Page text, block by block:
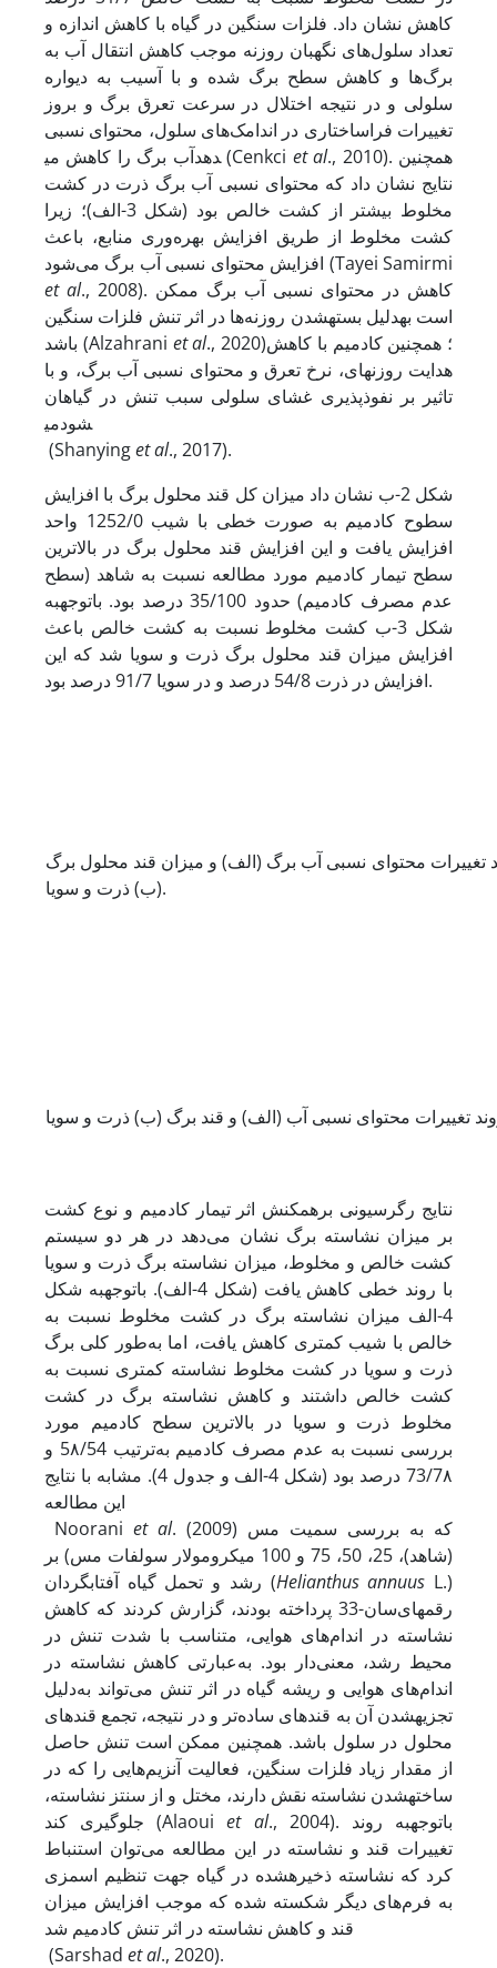
کاهش نشان داد. فلزات سنگین در گیاه با کاهش اندازه و
تعداد سلول‌های نگهبان روزنه موجب کاهش انتقال آب به
برگ‌ها و کاهش سطح برگ شده و با آسیب به دیواره
سلولی و در نتیجه اختلال در سرعت تعرق برگ و بروز
تغییرات فراساختاری در اندامک‌های سلول، محتوای نسبی
آب برگ را کاهش می‎دهد (Cenkci et al., 2010). همچنین
نتایج نشان داد که محتوای نسبی آب برگ ذرت در کشت
مخلوط بیشتر از کشت خالص بود (شکل 3-الف)؛ زیرا
کشت مخلوط از طریق افزایش بهره‌وری منابع، باعث
افزایش محتوای نسبی آب برگ می‌شود (Tayei Samirmi
et al., 2008). کاهش در محتوای نسبی آب برگ ممکن
است به­دلیل بستهشدن روزنه‌ها در اثر تنش فلزات سنگین
باشد (Alzahrani et al., 2020)؛ همچنین کادمیم با کاهش
هدایت روزنه‏ای، نرخ تعرق و محتوای نسبی آب برگ، و با
تاثیر بر نفوذپذیری غشای سلولی سبب تنش در گیاهان
می‎شود
(Shanyinget al., 2017).
شکل 2-ب نشان داد میزان کل قند محلول برگ با افزایش
سطوح کادمیم به صورت خطی با شیب 1252/0 واحد
افزایش یافت و این افزایش قند محلول برگ در بالاترین
سطح تیمار کادمیم مورد مطالعه نسبت به شاهد (سطح
عدم مصرف کادمیم) حدود 35/100 درصد بود. با­توجه­به
شکل 3-ب کشت مخلوط نسبت به کشت خالص باعث
افزایش میزان قند محلول برگ ذرت و سویا شد که این
افزایش در ذرت 54/8 درصد و در سویا 91/7 درصد بود.
تغییرات محتوای نسبی آب برگ (الف) و میزان قند محلول برگ
(ب) ذرت و سویا.
نتایج رگرسیونی برهمکنش اثر تیمار کادمیم و نوع کشت
بر میزان نشاسته برگ نشان می‌دهد در هر دو سیستم
کشت خالص و مخلوط، میزان نشاسته برگ ذرت و سویا
با روند خطی کاهش یافت (شکل 4-الف). با
توجهبه شکل
4-الف میزان نشاسته برگ در کشت مخلوط نسبت به
خالص با شیب کمتری کاهش یافت، اما به‌طور کلی برگ
ذرت و سویا در کشت مخلوط نشاسته کمتری نسبت به
کشت خالص داشتند و کاهش نشاسته برگ در کشت
مخلوط ذرت و سویا در بالاترین سطح کادمیم مورد
بررسی نسبت به عدم مصرف کادمیم به‌ترتیب 5۸/54 و
73/7۸ درصد بود (شکل 4-الف و جدول 4). مشابه با نتایج
این مطالعه
Noorani et al. (2009) که به بررسی سمیت مس
(شاهد)، 25، 50، 75 و 100 میکرومولار سولفات مس) بر
رشد و تحمل گیاه آفتابگردان (Helianthus annuus L.)
رقم
های‌سان-33 پرداخته بودند، گزارش کردند که کاهش
نشاسته در اندام‌های هوایی، متناسب با شدت تنش در
محیط رشد، معنی‌دار بود. به‌عبارتی کاهش نشاسته در
اندام‌های هوایی و ریشه گیاه در اثر تنش می‌تواند به‌دلیل
تجزیهشدن آن به قندهای ساده‌تر و در نتیجه، تجمع قندهای
محلول در سلول باشد. همچنین ممکن است تنش حاصل
از مقدار زیاد فلزات سنگین، فعالیت آنزیم‌هایی را که در
ساختهشدن نشاسته نقش دارند، مختل و از سنتز نشاسته،
جلوگیری کند (Alaouiet al ., 2004). باتوجهبه روند
تغییرات قند و نشاسته در این مطالعه می‌توان استنباط
کرد که نشاسته ذخیرهشده در گیاه جهت تنظیم اسمزی
به فرم‌های دیگر شکسته شده که موجب افزایش میزان
قند و کاهش نشاسته در اثر تنش کادمیم شد
(Sarshad et al., 2020).